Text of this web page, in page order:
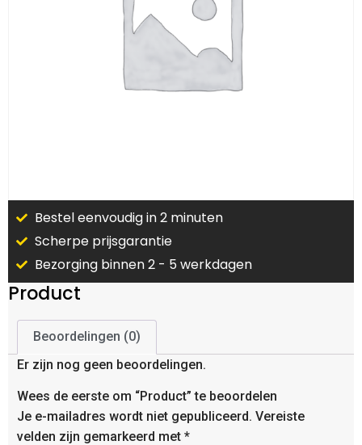
Bestel eenvoudig in 2 minuten
Scherpe prijsgarantie
Bezorging binnen 2 - 5 werkdagen
Product
Beoordelingen (0)
Er zijn nog geen beoordelingen.
Wees de eerste om “Product” te beoordelen
Je e-mailadres wordt niet gepubliceerd. Vereiste
velden zijn gemarkeerd met *